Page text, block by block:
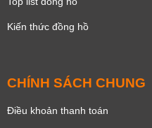
Kiến thức đồng hồ
CHÍNH SÁCH CHUNG
Điều khoản thanh toán